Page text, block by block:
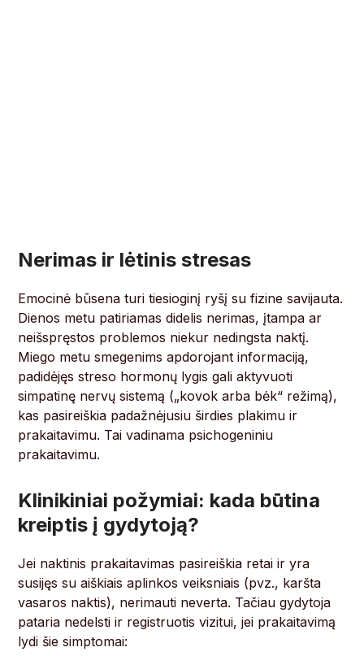
Nerimas ir lėtinis stresas
Emocinė būsena turi tiesioginį ryšį su fizine savijauta.
Dienos metu patiriamas didelis nerimas, įtampa ar
neišspręstos problemos niekur nedingsta naktį.
Miego metu smegenims apdorojant informaciją,
padidėjęs streso hormonų lygis gali aktyvuoti
simpatinę nervų sistemą („kovok arba bėk“ režimą),
kas pasireiškia padažnėjusiu širdies plakimu ir
prakaitavimu. Tai vadinama psichogeniniu
prakaitavimu.
Klinikiniai požymiai: kada būtina
kreiptis į gydytoją?
Jei naktinis prakaitavimas pasireiškia retai ir yra
susijęs su aiškiais aplinkos veiksniais (pvz., karšta
vasaros naktis), nerimauti neverta. Tačiau gydytoja
pataria nedelsti ir registruotis vizitui, jei prakaitavimą
lydi šie simptomai: